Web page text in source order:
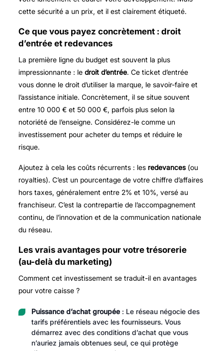
cette sécurité a un prix, et il est clairement étiqueté.
Ce que vous payez concrètement : droit
d’entrée et redevances
La première ligne du budget est souvent la plus
impressionnante : le droit d’entrée. Ce ticket d’entrée
vous donne le droit d’utiliser la marque, le savoir-faire et
l’assistance initiale. Concrètement, il se situe souvent
entre 10 000 € et 50 000 €, parfois plus selon la
notoriété de l’enseigne. Considérez-le comme un
investissement pour acheter du temps et réduire le
risque.
Ajoutez à cela les coûts récurrents : les redevances(ou
royalties). C’est un pourcentage de votre chiffre d’affaires
hors taxes, généralement entre 2% et 10%, versé au
franchiseur. C’est la contrepartie de l’accompagnement
continu, de l’innovation et de la communication nationale
du réseau.
Les vrais avantages pour votre trésorerie
(au-delà du marketing)
Comment cet investissement se traduit-il en avantages
pour votre caisse ?
Puissance d’achat groupée: Le réseau négocie des
tarifs préférentiels avec les fournisseurs. Vous
démarrez avec des conditions d’achat que vous
n’auriez jamais obtenues seul, ce qui protège